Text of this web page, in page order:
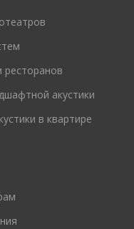
ресторанов
акустики
в квартире